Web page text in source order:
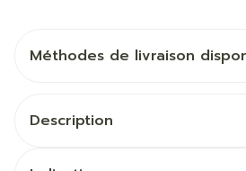
Méthodes de livraison
Description